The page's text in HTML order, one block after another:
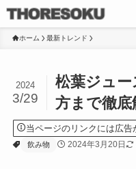
ホーム 最新トレンド
松葉ジュー
方まで徹底
2024
3/29
当ページのリンクには広告
飲み物
2024年3月20日